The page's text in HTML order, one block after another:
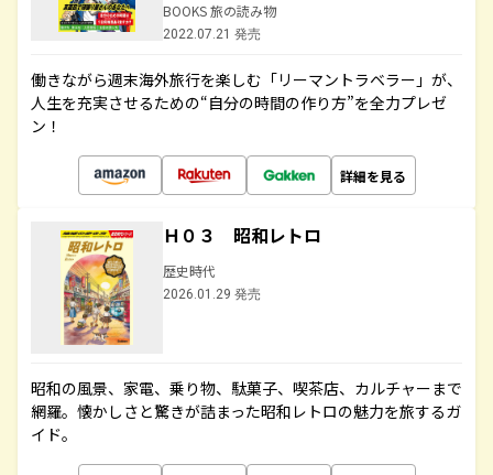
BOOKS 旅の読み物
2022.07.21 発売
働きながら週末海外旅行を楽しむ「リーマントラベラー」が、
人生を充実させるための“自分の時間の作り方”を全力プレゼ
ン！
詳細を見る
Ｈ０３ 昭和レトロ
歴史時代
2026.01.29 発売
昭和の風景、家電、乗り物、駄菓子、喫茶店、カルチャーまで
網羅。懐かしさと驚きが詰まった昭和レトロの魅力を旅するガ
イド。